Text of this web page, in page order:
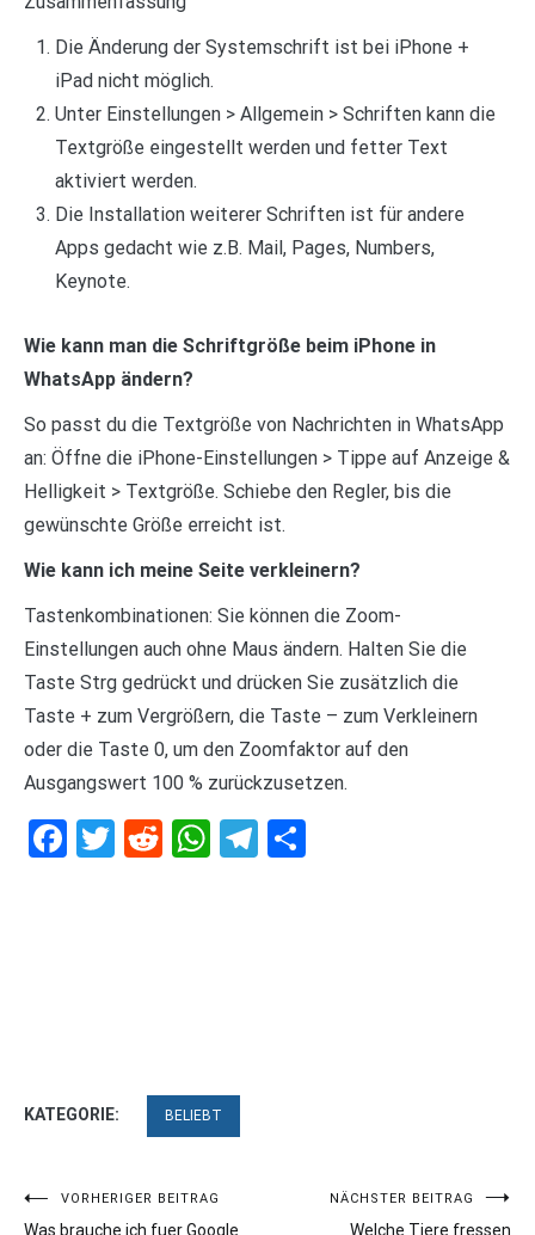
Die Änderung der Systemschrift ist bei iPhone +
iPad nicht möglich.
Unter Einstellungen > Allgemein > Schriften kann die
Textgröße eingestellt werden und fetter Text
aktiviert werden.
Die Installation weiterer Schriften ist für andere
Apps gedacht wie z.B. Mail, Pages, Numbers,
Keynote.
Wie kann man die Schriftgröße beim iPhone in
WhatsApp ändern?
So passt du die Textgröße von Nachrichten in WhatsApp
an: Öffne die iPhone-Einstellungen > Tippe auf Anzeige &
Helligkeit > Textgröße. Schiebe den Regler, bis die
gewünschte Größe erreicht ist.
Wie kann ich meine Seite verkleinern?
Tastenkombinationen: Sie können die Zoom-
Einstellungen auch ohne Maus ändern. Halten Sie die
Taste Strg gedrückt und drücken Sie zusätzlich die
Taste + zum Vergrößern, die Taste – zum Verkleinern
oder die Taste 0, um den Zoomfaktor auf den
Ausgangswert 100 % zurückzusetzen.
Facebook
Twitter
RedditWhatsApp
Telegram
KATEGORIE: BELIEBT
Beitragsnavigation
VORHERIGER BEITRAG
Was brauche ich fuer Google
NÄCHSTER BEITRAG
Welche Tiere fressen